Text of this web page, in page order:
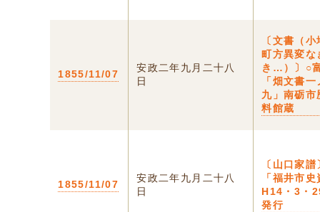
1855/11/07
安政二年九月二十八
日
〔文書（
町方異変な
き…）〕○
「畑文書
九」南砺市
料館蔵
1855/11/07
安政二年九月二十八
日
〔山口家
「福井市
H14・3・
発行